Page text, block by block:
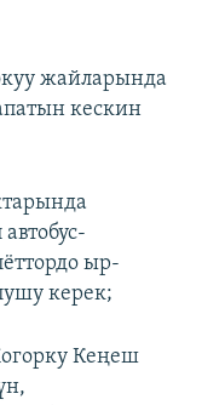
жайларында
кескин
ыр-
керек;
Кеңеш